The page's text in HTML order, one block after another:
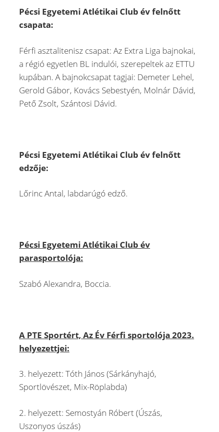
Pécsi Egyetemi Atlétikai Club év felnőtt
csapata:
Férfi asztalitenisz csapat: Az Extra Liga bajnokai,
a régió egyetlen BL indulói, szerepeltek az ETTU
kupában. A bajnokcsapat tagjai: Demeter Lehel,
Gerold Gábor, Kovács Sebestyén, Molnár Dávid,
Pető Zsolt, Szántosi Dávid.
Pécsi Egyetemi Atlétikai Club év felnőtt
edzője:
Lőrinc Antal, labdarúgó edző.
Pécsi Egyetemi Atlétikai Club év
parasportolója:
Szabó Alexandra, Boccia.
A PTE Sportért, Az Év Férfi sportolója 2023.
helyezettjei:
3. helyezett: Tóth János (Sárkányhajó,
Sportlövészet, Mix-Röplabda)
2. helyezett: Semostyán Róbert (Úszás,
Uszonyos úszás)